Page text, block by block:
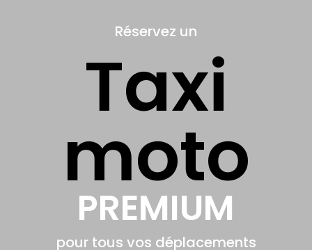
Réservez un
Taxi
moto
PREMIUM
pour tous vos déplacements